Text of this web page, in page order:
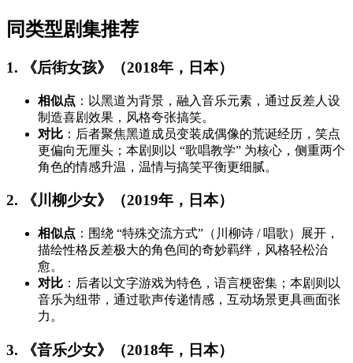
同类型剧集推荐
1. 《后街女孩》（2018年，日本）
相似点 ：以黑道为背景，融入音乐元素，通过反差人设
制造喜剧效果，风格夸张搞笑。
对比 ：后者聚焦黑道成员变装成偶像的荒诞经历，笑点
更偏向无厘头；本剧则以 “歌唱教学” 为核心，侧重两个
角色的情感升温，温情与搞笑平衡更细腻。
2. 《川柳少女》（2019年，日本）
相似点 ：围绕 “特殊交流方式”（川柳诗 / 唱歌）展开，
描绘性格反差极大的角色间的奇妙羁绊，风格轻松治
愈。
对比 ：后者以文字游戏为特色，语言梗密集；本剧则以
音乐为纽带，通过歌声传递情感，互动场景更具画面张
力。
3. 《音乐少女》（2018年，日本）